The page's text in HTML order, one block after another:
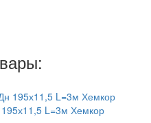
L=3м Хемкор